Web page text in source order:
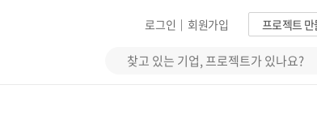
프로젝트 만
회원가입
|
로그인